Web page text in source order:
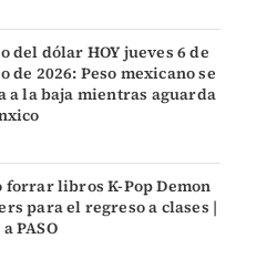
del dólar HOY jueves 6 de
de 2026: Peso mexicano se
a la baja mientras aguarda
forrar libros K-Pop Demon
para el regreso a clases |
a PASO